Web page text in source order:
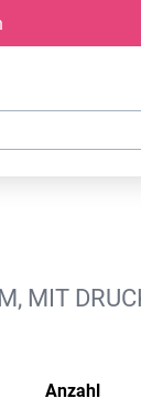
MIT
Anzahl